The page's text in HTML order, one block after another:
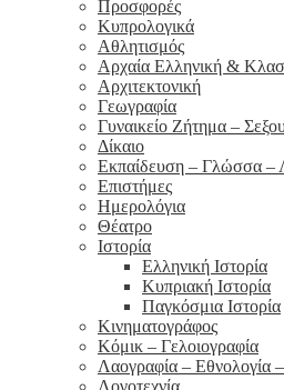
Προσφορές
Κυπρολογικά
Αθλητισμός
Αρχαία Ελληνική &
Αρχιτεκτονική
Γεωγραφία
Γυναικείο Ζήτημα –
Δίκαιο
Εκπαίδευση – Γλώσσα –
Επιστήμες
Ημερολόγια
Θέατρο
Ιστορία
Ελληνική Ιστορία
Κυπριακή Ιστορία
Παγκόσμια Ιστορία
Κινηματογράφος
Κόμικ – Γελοιογραφία
Λαογραφία – Εθνολογία
Λογοτεχνία